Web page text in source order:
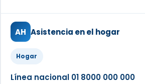
AH Asistencia en el hogar
Hogar
Línea nacional 01 8000 000 000